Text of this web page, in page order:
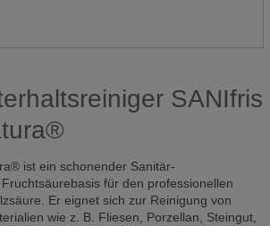
SANIfris
ist ein schonender Sanitär-
für den professionellen
Er eignet sich zur Reinigung von
wie z. B. Fliesen, Porzellan, Steingut,